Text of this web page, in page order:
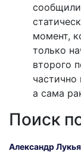
момент,
только
второго
частично
а сама
Поиск
Александр